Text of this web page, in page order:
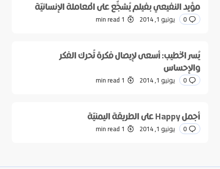
مؤيد النفيعي بفيلم يُشجِّع على المعاملة الإنسانيّة
0 يونيو 1, 2014 1 min read
يُسر الخطيب: أسعى لإيصال فكرة تُحرك الفكر
والإحساس
0 يونيو 1, 2014 1 min read
أجمل Happy على الطريقة اليمنيّة
0 يونيو 1, 2014 1 min read